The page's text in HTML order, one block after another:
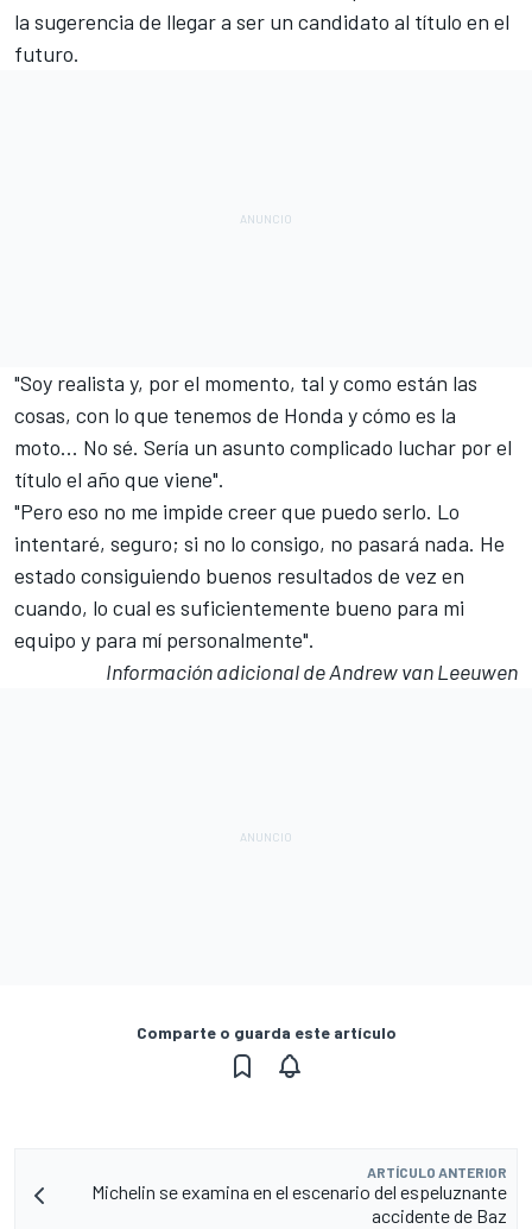
la sugerencia de llegar a ser un candidato al título en el
futuro.
"Soy realista y, por el momento, tal y como están las
cosas, con lo que tenemos de Honda y cómo es la
moto... No sé. Sería un asunto complicado luchar por el
título el año que viene".
"Pero eso no me impide creer que puedo serlo. Lo
intentaré, seguro; si no lo consigo, no pasará nada. He
estado consiguiendo buenos resultados de vez en
cuando, lo cual es suficientemente bueno para mi
equipo y para mí personalmente".
Información adicional de Andrew van Leeuwen
Comparte o guarda este artículo
ARTÍCULO ANTERIOR
Michelin se examina en el escenario del espeluznante
accidente de Baz